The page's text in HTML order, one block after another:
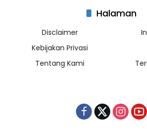
Halaman
Disclaimer
Kebijakan Privasi
Tentang Kami